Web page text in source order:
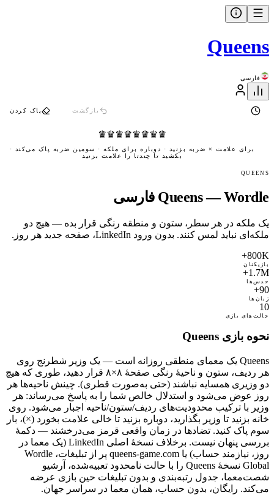
Queens
فارسی
بازگشت پاک کردن
♛
♛
♛
♛
♛
♛
♛
♛
برای علامت × ضربه بزنید · دوباره برای ملکه · سومین ضربه پاک می‌کند ·
بکشید تا چندتا را علامت بزنید
QUEENS
Queens — Wordle فارسی
یک ملکه در هر سطر، ستون و منطقه رنگی قرار بده — هیچ دو
ملکه‌ای نباید لمس کنند. بدون ورود LinkedIn، صفحه جدید هر روز.
800K+
بازیکنان
1.7M+
حدس‌ها
90+
زبان‌ها
10
حالت‌های بازی
نحوه بازی Queens
Queens یک معمای منطقی روزانه است — یک وزیر شطرنج روی
هر ردیف، ستون و ناحیهٔ رنگی صفحهٔ ۸×۸ قرار دهید، طوری که هیچ
دو وزیری همسایه نباشند (حتی به‌صورت قطری). چینش ناحیه‌ها هر
روز عوض می‌شود و استدلال خالص شما را به پاسخ می‌رساند: هر
وزیر با ترکیب محدودیت‌های ردیف/ستون/ناحیه اجبار می‌شود. روی
خانه بزنید تا وزیر بگذارید، دوباره بزنید تا خالی علامت بخورد (×)، بار
سوم پاک کنید. تضادها در زمان واقعی قرمز می‌درخشند — دکمهٔ
بررسی پنهان نیست. برخلاف نسخهٔ اصلی LinkedIn (یک معما در
روز، نیازمند حساب) یا queens-game.com پر از تبلیغات، Wordle
Global نسخهٔ Queens را با حالت نامحدود تعبیه‌شده، آرشیو
شصت‌معما، جدول رتبه‌بندی و بدون تبلیغات حین بازی عرضه
می‌کند. رایگان، بدون حساب، همان معما در سراسر جهان.